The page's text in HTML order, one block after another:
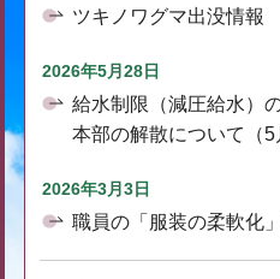
ツキノワグマ出没情報
2026年5月28日
給水制限（減圧給水）
本部の解散について（5
2026年3月3日
職員の「服装の柔軟化